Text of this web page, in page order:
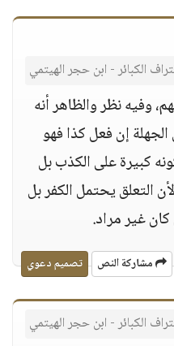
الكبائر - ابن حجر الهيتمي
وفيه نظر والظاهر أنه
إن فعل كذا فهو
كبيرة على الكذب بل
التعلق يحتمل الكفر بل
غير مراد.
مشاركة النص تصميم دعوي
الكبائر - ابن حجر الهيتمي